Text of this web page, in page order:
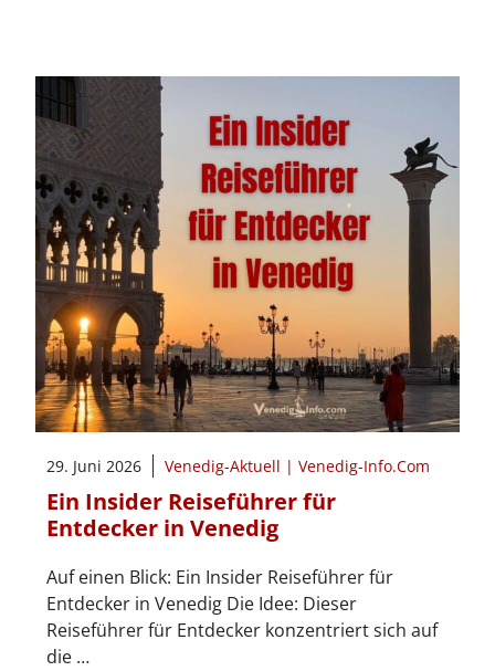
29. Juni 2026 Venedig-Aktuell | Venedig-Info.Com
Ein Insider Reiseführer für
Entdecker in Venedig
Auf einen Blick: Ein Insider Reiseführer für
Entdecker in Venedig Die Idee: Dieser
Reiseführer für Entdecker konzentriert sich auf
die …